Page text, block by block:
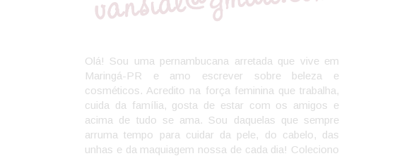
Olá! Sou uma pernambucana arretada que vive em
Maringá-PR e amo escrever sobre beleza e
cosméticos. Acredito na força feminina que trabalha,
cuida da família, gosta de estar com os amigos e
acima de tudo se ama. Sou daquelas que sempre
arruma tempo para cuidar da pele, do cabelo, das
unhas e da maquiagem nossa de cada dia! Coleciono